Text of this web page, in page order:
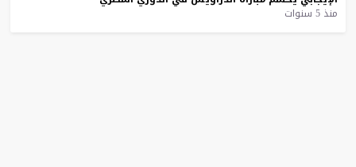
منذ 5 سنوات